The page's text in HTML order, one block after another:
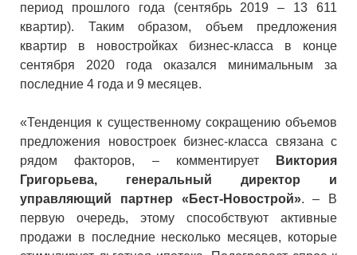
период прошлого года (сентябрь 2019 – 13 611
квартир). Таким образом, объем предложения
квартир в новостройках бизнес-класса в конце
сентября 2020 года оказался минимальным за
последние 4 года и 9 месяцев.
«Тенденция к существенному сокращению объемов
предложения новостроек бизнес-класса связана с
рядом факторов, – комментирует
Виктория
Григорьева, генеральный директор и
управляющий партнер «Бест-Новострой». – В
первую очередь, этому способствуют активные
продажи в последние несколько месяцев, которые